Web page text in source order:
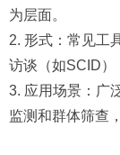
为层面。
2. 形式：常见工
访谈（如SCID）
3. 应用场景：广
监测和群体筛查